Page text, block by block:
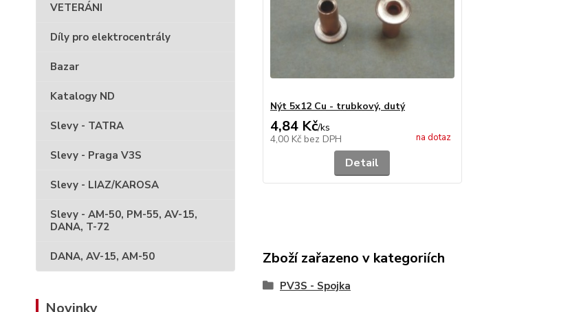
VETERÁNI
Díly pro elektrocentrály
Bazar
Katalogy ND
Slevy - TATRA
Slevy - Praga V3S
Slevy - LIAZ/KAROSA
Slevy - AM-50, PM-55, AV-15,
DANA, T-72
DANA, AV-15, AM-50
Novinky
Nýt 5x12 Cu - trubkový, dutý
4,84 Kč/ks
4,00 Kč bez DPH na dotaz
Detail
Zboží zařazeno v kategoriích
PV3S - Spojka